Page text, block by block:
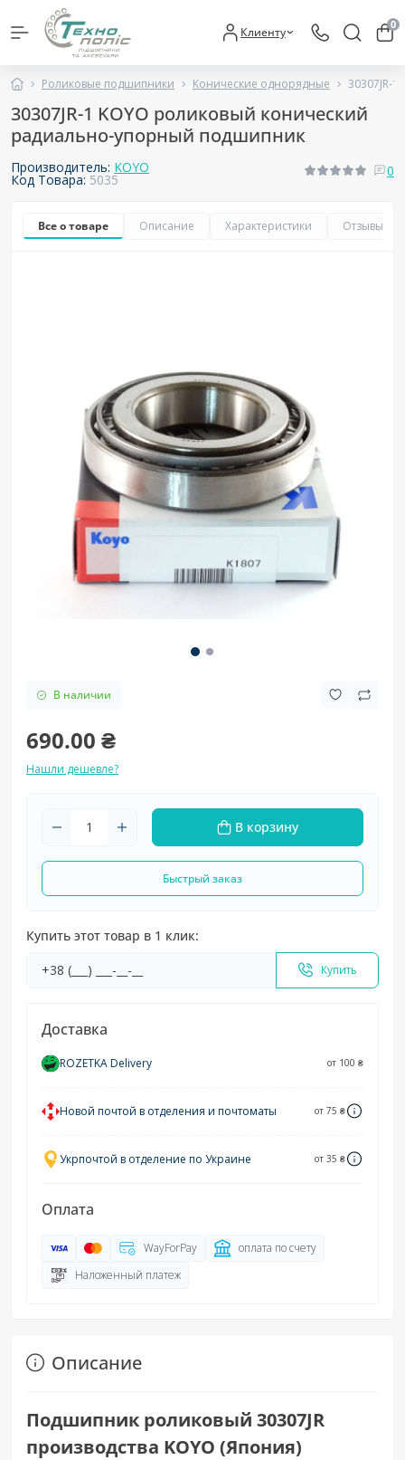
Клиенту 0
Роликовые подшипники Конические однорядные 30307JR-
30307JR-1 KOYO роликовый конический
радиально-упорный подшипник
Производитель: KOYO
Код Товара: 5035
0
Все о товаре Описание Характеристики Отзывы
В наличии
690.00 ₴
Нашли дешевле?
В корзину
Быстрый заказ
Купить этот товар в 1 клик:
Купить
Доставка
ROZETKA Delivery от 100 ₴
Новой почтой в отделения и почтоматы от 75 ₴
Укрпочтой в отделение по Украине от 35 ₴
Оплата
WayForPay
оплата по счету
Наложенный платеж
Описание
Подшипник роликовый 30307JR
производства KOYO (Япония)